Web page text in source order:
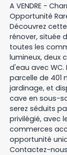
A VENDRE -
Opportunité
Découvrez
rénover, située
toutes les
lumineux, deux
d'eau avec
parcelle de 401
jardinage, et
cave en sous-
serez séduits
privilégié, avec
commerces
opportunité
Contactez-